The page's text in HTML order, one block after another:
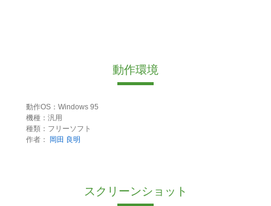
動作環境
動作OS：Windows 95
機種：汎用
種類：フリーソフト
作者：
岡田 良明
スクリーンショット